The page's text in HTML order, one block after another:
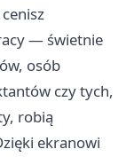
— świetnie
osób
czy tych,
robią
ekranowi